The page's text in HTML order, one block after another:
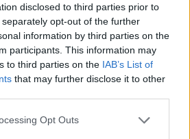
disclosed to third parties prior to
opt-out of the further
information by third parties on the
participants. This information may
to third parties on the IAB’s List of
that may further disclose it to other
app uses one or more Google
Opt Outs